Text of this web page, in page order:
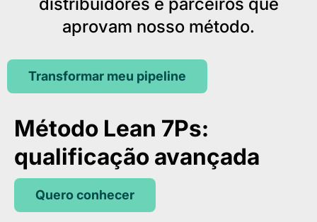
aprovam nosso método.
Transformar meu pipeline
Método Lean 7Ps:
qualificação avançada
Quero conhecer